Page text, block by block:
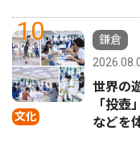
10
文化
鎌倉
世界の
「投壺
などを